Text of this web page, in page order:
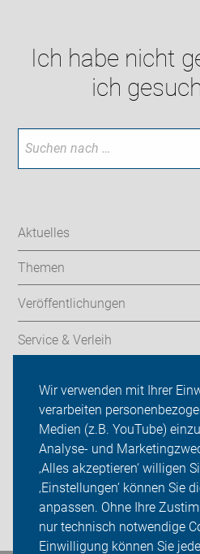
Wir verwenden mit Ihrer
verarbeiten
Medien (z.B. YouTube)
Analyse- und
‚Alles akzeptieren‘ willigen
‚Einstellungen‘ können Sie
anpassen. Ohne Ihre
nur technisch notwendige
Einwilligung können Sie
Ich habe nicht
ich
Aktuelles
Themen
Veröffentlichungen
Service & Verleih
ADFC Dortmund
Sei dabei
Presse
Login